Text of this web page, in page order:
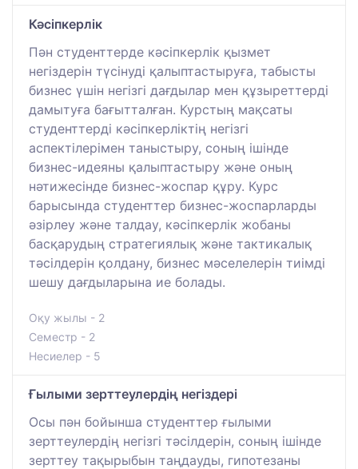
Кәсіпкерлік
Пән студенттерде кәсіпкерлік қызмет
негіздерін түсінуді қалыптастыруға, табысты
бизнес үшін негізгі дағдылар мен құзыреттерді
дамытуға бағытталған. Курстың мақсаты
студенттерді кәсіпкерліктің негізгі
аспектілерімен таныстыру, соның ішінде
бизнес-идеяны қалыптастыру және оның
нәтижесінде бизнес-жоспар құру. Курс
барысында студенттер бизнес-жоспарларды
әзірлеу және талдау, кәсіпкерлік жобаны
басқарудың стратегиялық және тактикалық
тәсілдерін қолдану, бизнес мәселелерін тиімді
шешу дағдыларына ие болады.
Оқу жылы - 2
Семестр - 2
Несиелер - 5
Ғылыми зерттеулердің негіздері
Осы пән бойынша студенттер ғылыми
зерттеулердің негізгі тәсілдерін, соның ішінде
зерттеу тақырыбын таңдауды, гипотезаны